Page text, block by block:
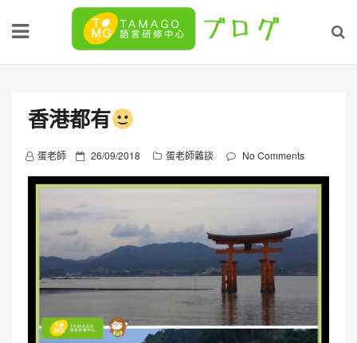
香港都有
蛋老師
P
o
s
t
n
26/09/2018 蛋老師雜談 No Comments